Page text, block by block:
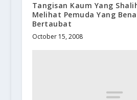
Tangisan Kaum Yang
Melihat Pemuda Yang
Bertaubat
October 15, 2008